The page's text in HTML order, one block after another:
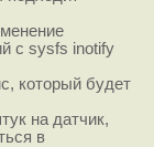
с sysfs inotify
который будет
на датчик,
в